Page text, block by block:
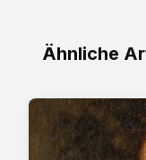
Ähnliche